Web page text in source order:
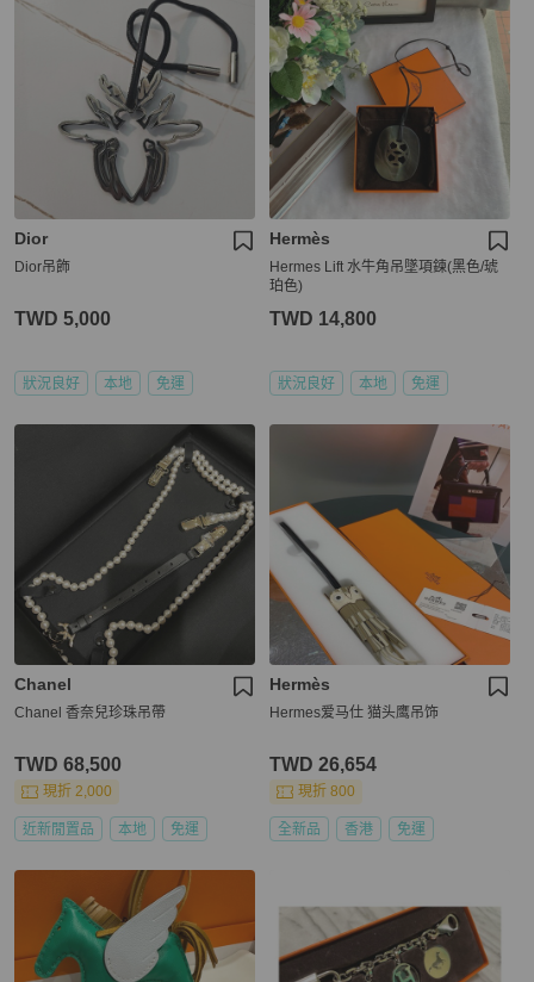
Dior
Dior吊飾
TWD 5,000
狀況良好 本地 免運
Hermès
Hermes Lift 水牛角吊墜項鍊(黑色/琥
珀色)
TWD 14,800
狀況良好 本地 免運
Chanel
Chanel 香奈兒珍珠吊帶
TWD 68,500
現折 2,000
近新閒置品 本地 免運
Hermès
Hermes爱马仕 猫头鹰吊饰
TWD 26,654
現折 800
全新品 香港 免運